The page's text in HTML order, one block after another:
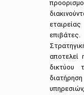
επιβάτες.
αποτελεί
δικτύου